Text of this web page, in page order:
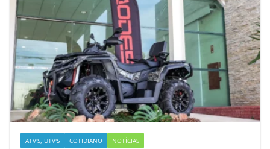
ATV'S, UTV'S COTIDIANO NOTÍCIAS